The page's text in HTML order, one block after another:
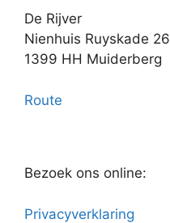
De Rijver
Nienhuis Ruyskade 26
1399 HH Muiderberg
Route
Bezoek ons online:
Privacyverklaring